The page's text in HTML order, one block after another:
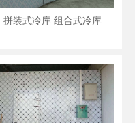
拼装式冷库 组合式冷库